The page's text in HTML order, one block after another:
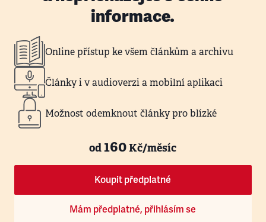
informace.
Online přístup ke všem článkům a archivu
Články i v audioverzi a mobilní aplikaci
Možnost odemknout články pro blízké
od160Kč/měsíc
Koupit předplatné
Mám předplatné, přihlásím se